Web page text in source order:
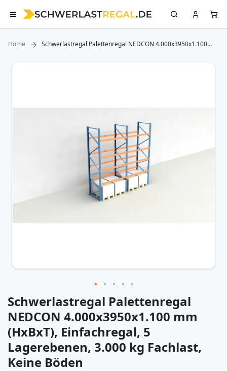
Home
Schwerlastregal Palettenregal NEDCON 4.000x3950x1.100
Zum
Zum
Anfang
der
Bildergalerie
springen
Schwerlastregal Palettenregal
NEDCON 4.000x3950x1.100 mm
(HxBxT), Einfachregal, 5
Lagerebenen, 3.000 kg Fachlast,
Keine Böden